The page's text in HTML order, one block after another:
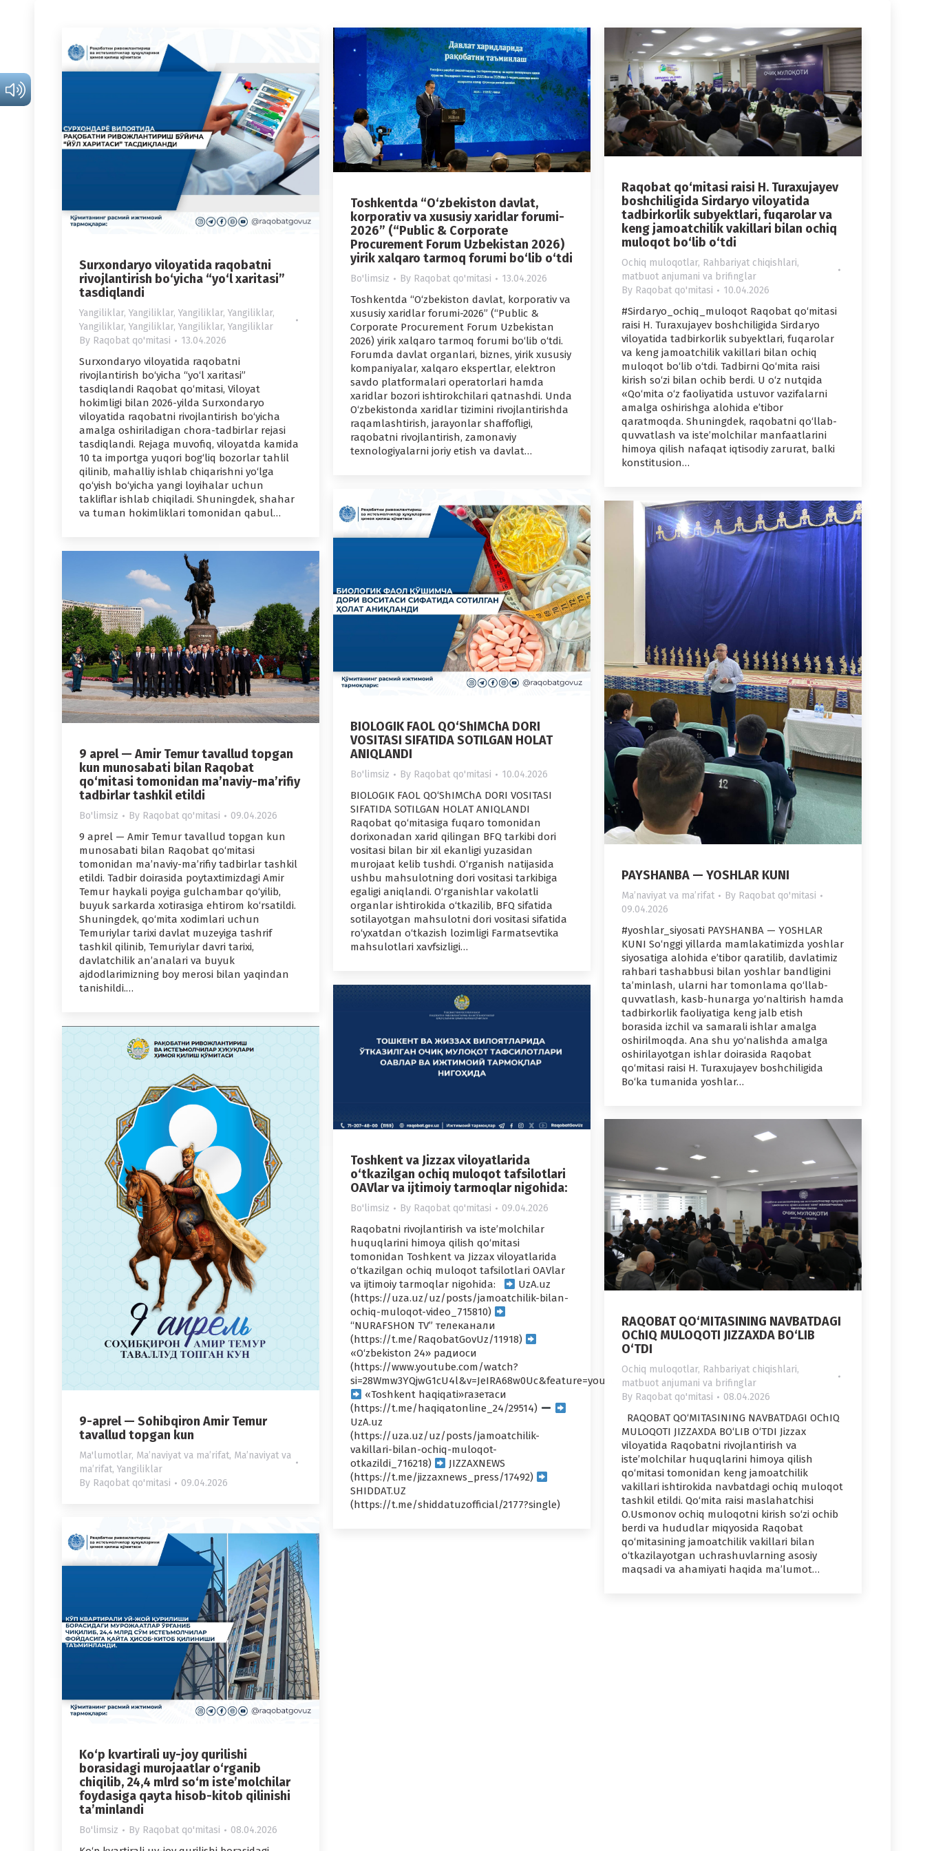
Surxondaryo viloyatida raqobatni
rivojlantirish bo‘yicha “yo‘l xaritasi”
tasdiqlandi
Yangiliklar, Yangiliklar, Yangiliklar, Yangiliklar,
Yangiliklar, Yangiliklar, Yangiliklar, Yangiliklar
By Raqobat qo'mitasi 13.04.2026
Surxondaryo viloyatida raqobatni
rivojlantirish bo‘yicha “yo‘l xaritasi”
tasdiqlandi Raqobat qo‘mitasi, Viloyat
hokimligi bilan 2026-yilda Surxondaryo
viloyatida raqobatni rivojlantirish bo‘yicha
amalga oshiriladigan chora-tadbirlar rejasi
tasdiqlandi. Rejaga muvofiq, viloyatda kamida
10 ta importga yuqori bog‘liq bozorlar tahlil
qilinib, mahalliy ishlab chiqarishni yo‘lga
qo‘yish bo‘yicha yangi loyihalar uchun
takliflar ishlab chiqiladi. Shuningdek, shahar
va tuman hokimliklari tomonidan qabul…
Toshkentda “O‘zbekiston davlat,
korporativ va xususiy xaridlar forumi-
2026” (“Public & Corporate
Procurement Forum Uzbekistan 2026)
yirik xalqaro tarmoq forumi bo‘lib o‘tdi
Bo'limsiz By Raqobat qo'mitasi 13.04.2026
Toshkentda “O‘zbekiston davlat, korporativ va
xususiy xaridlar forumi-2026” (“Public &
Corporate Procurement Forum Uzbekistan
2026) yirik xalqaro tarmoq forumi bo‘lib o‘tdi.
Forumda davlat organlari, biznes, yirik xususiy
kompaniyalar, xalqaro ekspertlar, elektron
savdo platformalari operatorlari hamda
xaridlar bozori ishtirokchilari qatnashdi. Unda
O‘zbekistonda xaridlar tizimini rivojlantirishda
raqamlashtirish, jarayonlar shaffofligi,
raqobatni rivojlantirish, zamonaviy
texnologiyalarni joriy etish va davlat…
Raqobat qo‘mitasi raisi H. Turaxujayev
boshchiligida Sirdaryo viloyatida
tadbirkorlik subyektlari, fuqarolar va
keng jamoatchilik vakillari bilan ochiq
muloqot bo‘lib o‘tdi
Ochiq muloqotlar, Rahbariyat chiqishlari,
matbuot anjumani va brifinglar
By Raqobat qo'mitasi 10.04.2026
#Sirdaryo_ochiq_muloqot Raqobat qo‘mitasi
raisi H. Turaxujayev boshchiligida Sirdaryo
viloyatida tadbirkorlik subyektlari, fuqarolar
va keng jamoatchilik vakillari bilan ochiq
muloqot bo‘lib o‘tdi. Tadbirni Qo‘mita raisi
kirish so‘zi bilan ochib berdi. U o‘z nutqida
«Qo‘mita o‘z faoliyatida ustuvor vazifalarni
amalga oshirishga alohida e’tibor
qaratmoqda. Shuningdek, raqobatni qo‘llab-
quvvatlash va iste’molchilar manfaatlarini
himoya qilish nafaqat iqtisodiy zarurat, balki
konstitusion…
BIOLOGIK FAOL QO‘ShIMChA DORI
VOSITASI SIFATIDA SOTILGAN HOLAT
ANIQLANDI
Bo'limsiz By Raqobat qo'mitasi 10.04.2026
BIOLOGIK FAOL QO‘ShIMChA DORI VOSITASI
SIFATIDA SOTILGAN HOLAT ANIQLANDI
Raqobat qo‘mitasiga fuqaro tomonidan
dorixonadan xarid qilingan BFQ tarkibi dori
vositasi bilan bir xil ekanligi yuzasidan
murojaat kelib tushdi. O‘rganish natijasida
ushbu mahsulotning dori vositasi tarkibiga
egaligi aniqlandi. O‘rganishlar vakolatli
organlar ishtirokida o‘tkazilib, BFQ sifatida
sotilayotgan mahsulotni dori vositasi sifatida
ro‘yxatdan o‘tkazish lozimligi Farmatsevtika
mahsulotlari xavfsizligi…
PAYSHANBA — YOSHLAR KUNI
Maʼnaviyat va maʼrifat By Raqobat qo'mitasi
09.04.2026
#yoshlar_siyosati PAYSHANBA — YOSHLAR
KUNI So‘nggi yillarda mamlakatimizda yoshlar
siyosatiga alohida e’tibor qaratilib, davlatimiz
rahbari tashabbusi bilan yoshlar bandligini
ta’minlash, ularni har tomonlama qo‘llab-
quvvatlash, kasb-hunarga yo‘naltirish hamda
tadbirkorlik faoliyatiga keng jalb etish
borasida izchil va samarali ishlar amalga
oshirilmoqda. Ana shu yo‘nalishda amalga
oshirilayotgan ishlar doirasida Raqobat
qo‘mitasi raisi H. Turaxujayev boshchiligida
Bo‘ka tumanida yoshlar…
9 aprel — Amir Temur tavallud topgan
kun munosabati bilan Raqobat
qo‘mitasi tomonidan ma’naviy-ma’rifiy
tadbirlar tashkil etildi
Bo'limsiz By Raqobat qo'mitasi 09.04.2026
9 aprel — Amir Temur tavallud topgan kun
munosabati bilan Raqobat qo‘mitasi
tomonidan ma’naviy-ma’rifiy tadbirlar tashkil
etildi. Tadbir doirasida poytaxtimizdagi Amir
Temur haykali poyiga gulchambar qo‘yilib,
buyuk sarkarda xotirasiga ehtirom ko‘rsatildi.
Shuningdek, qo‘mita xodimlari uchun
Temuriylar tarixi davlat muzeyiga tashrif
tashkil qilinib, Temuriylar davri tarixi,
davlatchilik an’analari va buyuk
ajdodlarimizning boy merosi bilan yaqindan
tanishildi.…
Toshkent va Jizzax viloyatlarida
o‘tkazilgan ochiq muloqot tafsilotlari
OAVlar va ijtimoiy tarmoqlar nigohida:
Bo'limsiz By Raqobat qo'mitasi 09.04.2026
Raqobatni rivojlantirish va iste’molchilar
huquqlarini himoya qilish qo‘mitasi
tomonidan Toshkent va Jizzax viloyatlarida
o‘tkazilgan ochiq muloqot tafsilotlari OAVlar
va ijtimoiy tarmoqlar nigohida:
UzA.uz
(https://uza.uz/uz/posts/jamoatchilik-bilan-
ochiq-muloqot-video_715810)
“NURAFSHON TV” телеканали
(https://t.me/RaqobatGovUz/11918)
«O‘zbekiston 24» радиоси
(https://www.youtube.com/watch?
si=28Wmw3YQjwG1cU4l&v=JeIRA68w0Uc&feature=youtu.be)
«Toshkent haqiqati»газетаси
(https://t.me/haqiqatonline_24/29514)
UzA.uz
(https://uza.uz/uz/posts/jamoatchilik-
vakillari-bilan-ochiq-muloqot-
otkazildi_716218)
JIZZAXNEWS
(https://t.me/jizzaxnews_press/17492)
SHIDDAT.UZ
(https://t.me/shiddatuzofficial/2177?single)
9-aprel — Sohibqiron Amir Temur
tavallud topgan kun
Ma'lumotlar, Maʼnaviyat va maʼrifat, Maʼnaviyat va
maʼrifat, Yangiliklar
By Raqobat qo'mitasi 09.04.2026
RAQOBAT QO‘MITASINING NAVBATDAGI
OChIQ MULOQOTI JIZZAXDA BO‘LIB
O‘TDI
Ochiq muloqotlar, Rahbariyat chiqishlari,
matbuot anjumani va brifinglar
By Raqobat qo'mitasi 08.04.2026
RAQOBAT QO‘MITASINING NAVBATDAGI OChIQ
MULOQOTI JIZZAXDA BO‘LIB O‘TDI Jizzax
viloyatida Raqobatni rivojlantirish va
iste’molchilar huquqlarini himoya qilish
qo‘mitasi tomonidan keng jamoatchilik
vakillari ishtirokida navbatdagi ochiq muloqot
tashkil etildi. Qo‘mita raisi maslahatchisi
O.Usmonov ochiq muloqotni kirish so‘zi ochib
berdi va hududlar miqyosida Raqobat
qo‘mitasining jamoatchilik vakillari bilan
o‘tkazilayotgan uchrashuvlarning asosiy
maqsadi va ahamiyati haqida ma’lumot…
Ko‘p kvartirali uy-joy qurilishi
borasidagi murojaatlar o‘rganib
chiqilib, 24,4 mlrd so‘m iste’molchilar
foydasiga qayta hisob-kitob qilinishi
ta’minlandi
Bo'limsiz By Raqobat qo'mitasi 08.04.2026